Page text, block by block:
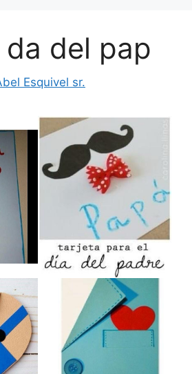
da del pap
Esquivel sr.